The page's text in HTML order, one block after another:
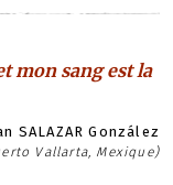
mon sang est la
SALAZAR González
Vallarta, Mexique)